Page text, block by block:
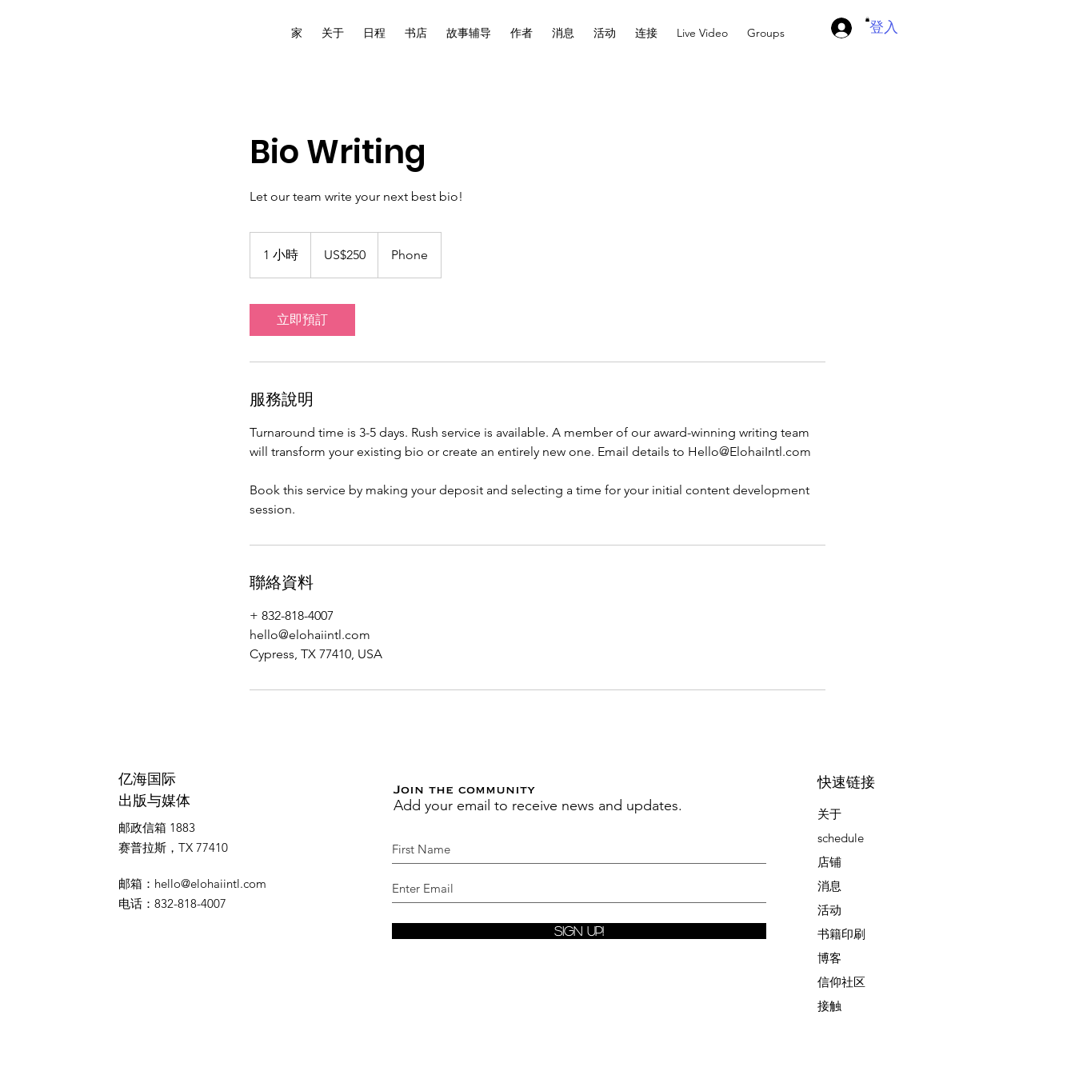
家 关于 日程 书店 故事辅导 作者 消息 活动 连接 Live Video Groups 登入
Bio Writing
Let our team write your next best bio!
1 小時
小
US$250 Phone
立即預訂
服務說明
Turnaround time is 3-5 days. Rush service is available. A member of our award-winning writing team
will transform your existing bio or create an entirely new one. Email details to Hello@ElohaiIntl.com
Book this service by making your deposit and selecting a time for your initial content development
session.
聯絡資料
+ 832-818-4007
hello@elohaiintl.com
Cypress, TX 77410, USA
亿海国际
出版与媒体
邮政信箱 1883
赛普拉斯，TX 77410
邮箱 ： hello@elohaiintl.com
电话 ：832-818-4007
Join the community
Add your email to receive news and updates.
Sign Up!
快速链接
关于
schedule
店铺
消息
活动
书籍印刷
博客
信仰社区
接触